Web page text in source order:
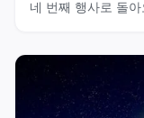
네 번째 행사로 돌